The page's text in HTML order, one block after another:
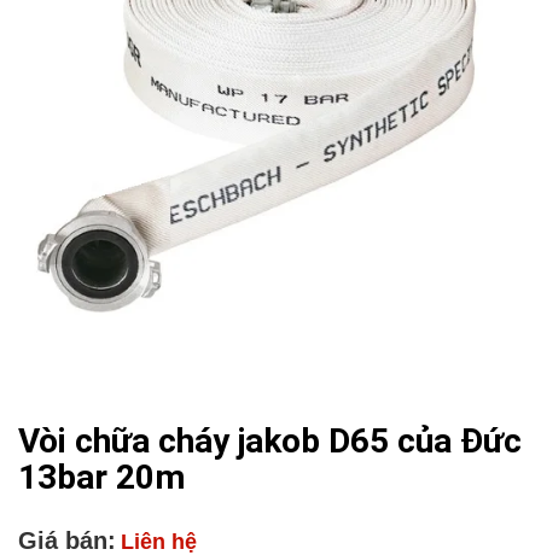
Vòi chữa cháy jakob D65 của Đức
13bar 20m
Giá bán: Liên hệ